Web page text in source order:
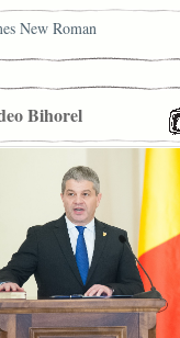
New Roman
Bihorel